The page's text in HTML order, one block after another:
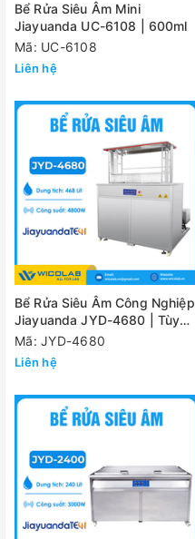
Bể Rửa Siêu Âm Mini
Jiayuanda UC-6108 | 600ml
Mã: UC-6108
Liên hệ
Bể Rửa Siêu Âm Công Nghiệp
Jiayuanda JYD-4680 | Tùy
Chỉnh Kích Thước
Mã: JYD-4680
Liên hệ